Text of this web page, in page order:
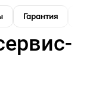
Гарантия